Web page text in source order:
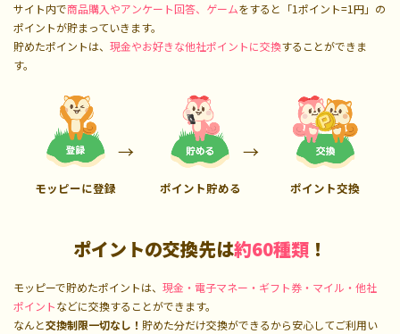
サイト内で商品購入やアンケート回答、ゲームをすると「1ポイント=1円」の
ポイントが貯まっていきます。
貯めたポイントは、 現金やお好きな他社ポイントに交換することができま
す。
モッピーに登録 ポイント貯める ポイント交換
ポイントの交換先は約60種類 ！
モッピーで貯めたポイントは、 現金・電子マネー・ギフト券・マイル・他社
ポイントなどに交換することができます。
なんと交換制限一切なし！ 貯めた分だけ交換ができるから安心してご利用い